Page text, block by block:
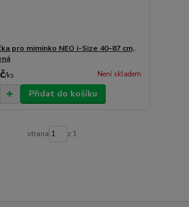
pro miminko NEO i-Size 40–87 cm,
/ks Není skladem
Přidat do košíku
strana z 1